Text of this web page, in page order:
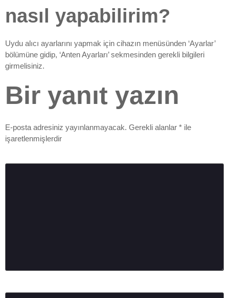
nasıl yapabilirim?
Uydu alıcı ayarlarını yapmak için cihazın menüsünden ‘Ayarlar’
bölümüne gidip, ‘Anten Ayarları’ sekmesinden gerekli bilgileri
girmelisiniz.
Bir yanıt yazın
E-posta adresiniz yayınlanmayacak. Gerekli alanlar * ile
işaretlenmişlerdir